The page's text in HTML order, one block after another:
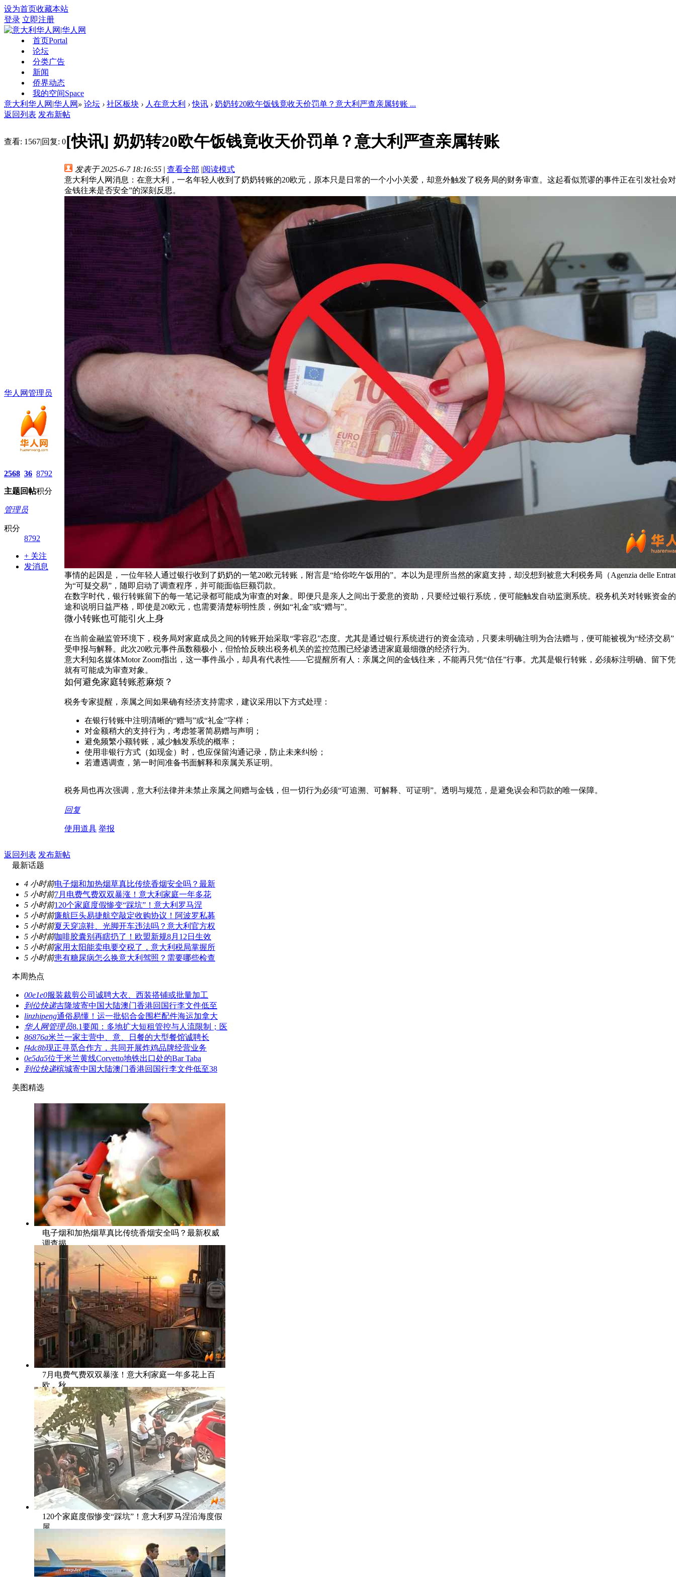
设为首页收藏本站
登录 立即注册
首页Portal
论坛
分类广告
新闻
侨界动态
我的空间Space
意大利华人网|华人网 » 论坛 › 社区板块 › 人在意大利 › 快讯 › 奶奶转20欧午饭钱竟收天价罚单？意大利严查亲属转账 ...
返回列表 发布新帖
查看: 1567|回复: 0[快讯] 奶奶转20欧午饭钱竟收天价罚单？意大利严查亲属转账
华人网管理员
2568
主题
36
回帖
8792
积分
管理员
积分
8792
+ 关注
发消息
发表于 2025-6-7 18:16:55 | 查看全部 |阅读模式
意大利华人网消息：在意大利，一名年轻人收到了奶奶转账的20欧元，原本只是日常的一个小小关爱，却意外触发了税务局的财务审查。这起看似荒谬的事件正在引发社会
金钱往来是否安全”的深刻反思。
事情的起因是，一位年轻人通过银行收到了奶奶的一笔20欧元转账，附言是“给你吃午饭用的”。本以为是理所当然的家庭支持，却没想到被意大利税务局（Agenzia delle
为“可疑交易”，随即启动了调查程序，并可能面临巨额罚款。
在数字时代，银行转账留下的每一笔记录都可能成为审查的对象。即便只是亲人之间出于爱意的资助，只要经过银行系统，便可能触发自动监测系统。税务机关对转账资金
途和说明日益严格，即使是20欧元，也需要清楚标明性质，例如“礼金”或“赠与”。
微小转账也可能引火上身
在当前金融监管环境下，税务局对家庭成员之间的转账开始采取“零容忍”态度。尤其是通过银行系统进行的资金流动，只要未明确注明为合法赠与，便可能被视为“经济交易
受申报与解释。此次20欧元事件虽数额极小，但恰恰反映出税务机关的监控范围已经渗透进家庭最细微的经济行为。
意大利知名媒体Motor Zoom指出，这一事件虽小，却具有代表性——它提醒所有人：亲属之间的金钱往来，不能再只凭“信任”行事。尤其是银行转账，必须标注明确、留下
就有可能成为审查对象。
如何避免家庭转账惹麻烦？
税务专家提醒，亲属之间如果确有经济支持需求，建议采用以下方式处理：
在银行转账中注明清晰的“赠与”或“礼金”字样；
对金额稍大的支持行为，考虑签署简易赠与声明；
避免频繁小额转账，减少触发系统的概率；
使用非银行方式（如现金）时，也应保留沟通记录，防止未来纠纷；
若遭遇调查，第一时间准备书面解释和亲属关系证明。
税务局也再次强调，意大利法律并未禁止亲属之间赠与金钱，但一切行为必须“可追溯、可解释、可证明”。透明与规范，是避免误会和罚款的唯一保障。
回复
使用道具 举报
返回列表 发布新帖
最新话题
4 小时前电子烟和加热烟草真比传统香烟安全吗？最新
5 小时前7月电费气费双双暴涨！意大利家庭一年多花
5 小时前120个家庭度假惨变“踩坑”！意大利罗马涅
5 小时前廉航巨头易捷航空敲定收购协议！阿波罗私募
5 小时前夏天穿凉鞋、光脚开车违法吗？意大利官方权
5 小时前咖啡胶囊别再瞎扔了！欧盟新规8月12日生效
5 小时前家用太阳能卖电要交税了，意大利税局掌握所
5 小时前患有糖尿病怎么换意大利驾照？需要哪些检查
本周热点
00e1e0服装裁剪公司诚聘大衣、西装搭铺或批量加工
到位快递吉隆坡寄中国大陆澳门香港回国行李文件低至
linzhipeng通俗易懂！运一批铝合金围栏配件海运加拿大
华人网管理员8.1要闻：多地扩大短租管控与人流限制；医
86876a米兰一家主营中、意、日餐的大型餐馆诚聘长
f4dc8b现正寻觅合作方，共同开展炸鸡品牌经营业务
0e5da5位于米兰黄线Corvetto地铁出口处的Bar Taba
到位快递槟城寄中国大陆澳门香港回国行李文件低至38
美图精选
电子烟和加热烟草真比传统香烟安全吗？最新权威
调查揭
7月电费气费双双暴涨！意大利家庭一年多花上百
欧，秋
120个家庭度假惨变“踩坑”！意大利罗马涅沿海度假
屋